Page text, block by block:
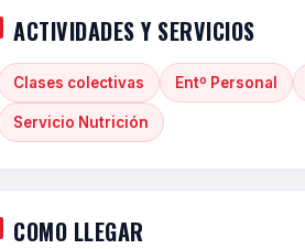
ACTIVIDADES Y SERVICIOS
Clases colectivas Entº Personal
Servicio Nutrición
COMO LLEGAR